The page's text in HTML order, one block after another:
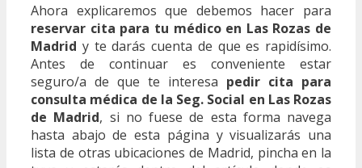
Ahora explicaremos que debemos hacer para
reservar cita para tu médico en Las Rozas de
Madrid y te darás cuenta de que es rapidísimo.
Antes de continuar es conveniente estar
seguro/a de que te interesa pedir cita para
consulta médica de la Seg. Social en Las Rozas
de Madrid, si no fuese de esta forma navega
hasta abajo de esta página y visualizarás una
lista de otras ubicaciones de Madrid, pincha en la